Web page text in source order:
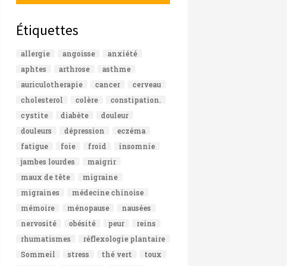
Étiquettes
allergie angoisse
anxiété
aphtes
arthrose
asthme
auriculotherapie
cancer
cerveau
cholesterol
colère
constipation.
cystite
diabète
douleur
douleurs
dépression
eczéma
fatigue
foie froid
insomnie
jambes lourdes
maigrir
maux de tête
migraine
migraines
médecine chinoise
mémoire
ménopause
nausées
nervosité
obésité peur
reins
rhumatismes
réflexologie plantaire
Sommeil
stress thé vert
toux